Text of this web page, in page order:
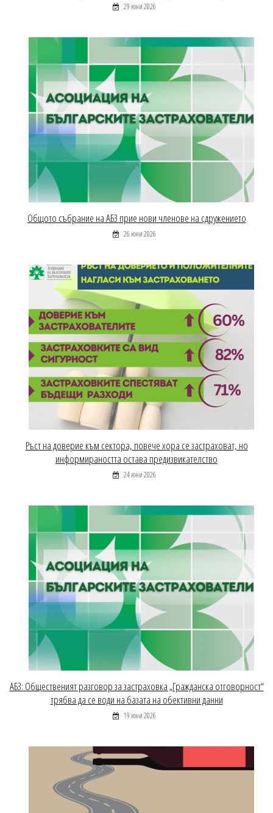
29 юни 2026
Общото събрание на АБЗ прие нови членове на сдружението
26 юни 2026
Ръст на доверие към сектора, повече хора се застраховат, но
информираността остава предизвикателство
24 юни 2026
АБЗ: Общественият разговор за застраховка „Гражданска отговорност“
трябва да се води на базата на обективни данни
19 юни 2026